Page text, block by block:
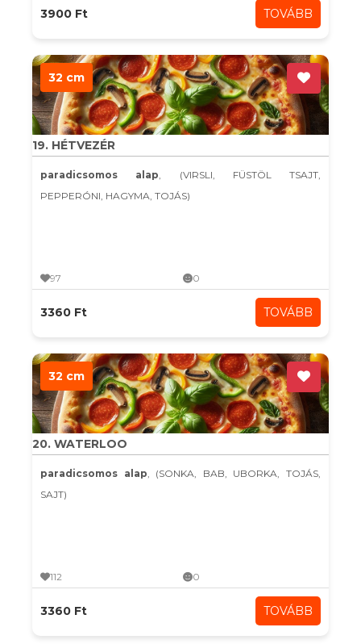
3900 Ft TOVÁBB
32 cm
19. HÉTVEZÉR
paradicsomos alap, (VIRSLI, FÜSTÖL TSAJT,
PEPPERÓNI, HAGYMA, TOJÁS)
97 0
3360 Ft TOVÁBB
32 cm
20. WATERLOO
paradicsomos alap, (SONKA, BAB, UBORKA, TOJÁS,
SAJT)
112 0
3360 Ft TOVÁBB